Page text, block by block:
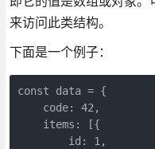
来访问此类结构。
下面是一个例子：
const data = {
    code: 42,
    items: [{
        id: 1,